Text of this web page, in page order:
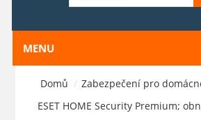
MENU
Domů / Zabezpečení pro
ESET HOME Security Premium;